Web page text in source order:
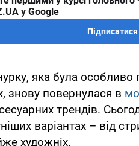
у Google
Підписатися
яка була
знову повернулася в
трендів.
варіантах – від
художніх.